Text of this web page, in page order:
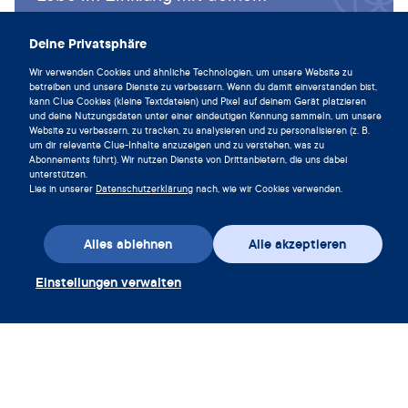
Deine Privatsphäre
Wir verwenden Cookies und ähnliche Technologien, um unsere Website zu
betreiben und unsere Dienste zu verbessern. Wenn du damit einverstanden bist,
kann Clue Cookies (kleine Textdateien) und Pixel auf deinem Gerät platzieren
und deine Nutzungsdaten unter einer eindeutigen Kennung sammeln, um unsere
Website zu verbessern, zu tracken, zu analysieren und zu personalisieren (z. B.
um dir relevante Clue-Inhalte anzuzeigen und zu verstehen, was zu
Abonnements führt). Wir nutzen Dienste von Drittanbietern, die uns dabei
unterstützen.
Lies in unserer Datenschutzerklärung nach, wie wir Cookies verwenden.
Alle akzeptieren
Alles ablehnen
Einstellungen verwalten
drospirenone. Silver Spring: FDA; 2012.
Curtis KM, Tepper NK, Jatlaoui TC, et al. US medical
Recommendations and Reports. 2016;65.
World Health Organization. Medical eligibility criteria for
contraceptive use (Fifth edition). 2015. Retrieved from
https://www.who.int/reproductivehealth/publications/fa
mily_planning/MEC-5/en/
the influence of oral contraceptives. Am J Obstet Gynecol.
1998 Sep 1;179(3):s62-7.
Heinemann LA, Dinger JC. Range of published estimates
Contraception. 2007 May 1;75(5):328-36.
Zyklus und lade die Clue App noch
heute herunter.
Clue herunterladen